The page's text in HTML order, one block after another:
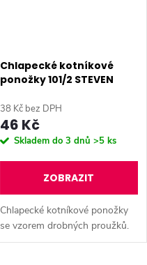
Chlapecké kotníkové
ponožky 101/2 STEVEN
38 Kč bez DPH
46 Kč
Skladem do 3 dnů >5 ks
ZOBRAZIT
Chlapecké kotníkové ponožky
se vzorem drobných proužků.